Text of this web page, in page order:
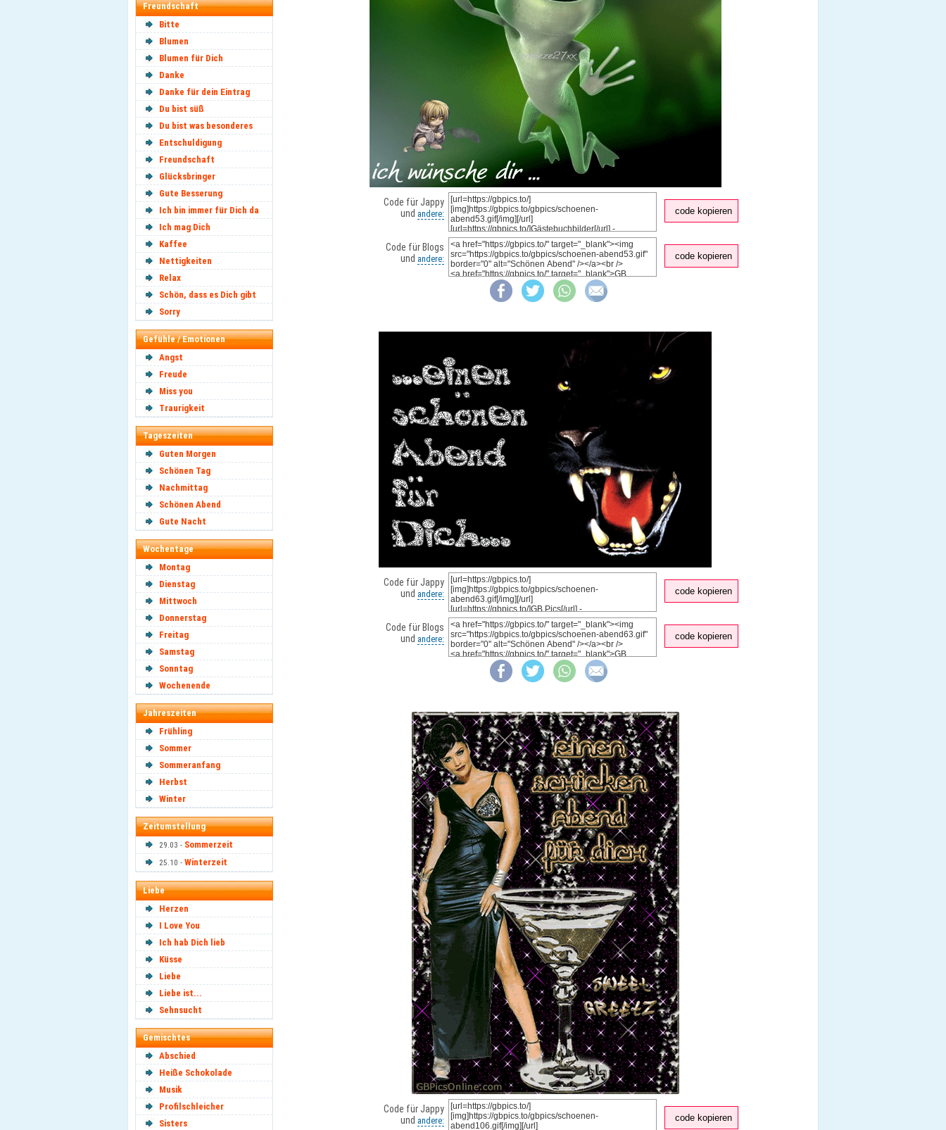
Freundschaft
Bitte
Blumen
Blumen für Dich
Danke
Danke für dein Eintrag
Du bist süß
Du bist was besonderes
Entschuldigung
Freundschaft
Glücksbringer
Gute Besserung
Ich bin immer für Dich da
Ich mag Dich
Kaffee
Nettigkeiten
Relax
Schön, dass es Dich gibt
Sorry
Gefühle / Emotionen
Angst
Freude
Miss you
Traurigkeit
Tageszeiten
Guten Morgen
Schönen Tag
Nachmittag
Schönen Abend
Gute Nacht
Wochentage
Montag
Dienstag
Mittwoch
Donnerstag
Freitag
Samstag
Sonntag
Wochenende
Jahreszeiten
Frühling
Sommer
Sommeranfang
Herbst
Winter
Zeitumstellung
29.03 - Sommerzeit
25.10 - Winterzeit
Liebe
Herzen
I Love You
Ich hab Dich lieb
Küsse
Liebe
Liebe ist...
Sehnsucht
Gemischtes
Abschied
Heiße Schokolade
Musik
Profilschleicher
Sisters
Code für Jappy
und andere: code kopieren
Code für Blogs
und andere: code kopieren
Code für Jappy
und andere: code kopieren
Code für Blogs
und andere: code kopieren
Code für Jappy
und andere: code kopieren